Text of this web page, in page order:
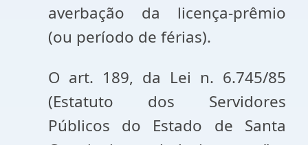
averbação da licença-prêmio
(ou período de férias).
O art. 189, da Lei n. 6.745/85
(Estatuto dos Servidores
Públicos do Estado de Santa